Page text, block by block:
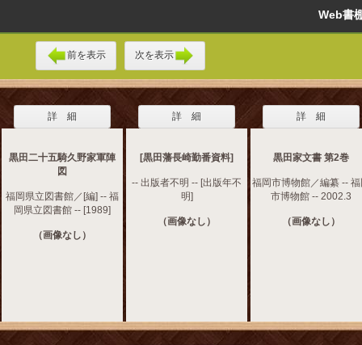
Web
前を表示 次を表示
詳 細
黒田二十五騎久野家軍陣
図
福岡県立図書館／[編] -- 福
岡県立図書館 -- [1989]
（画像なし）
詳 細
[黒田藩長崎勤番資料]
-- 出版者不明 -- [出版年不
明]
（画像なし）
詳 細
黒田家文書 第2巻
福岡市博物館／編纂 --
市博物館 -- 2002.3
（画像なし）